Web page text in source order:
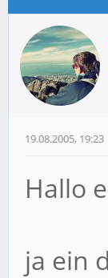
19.08.2005, 19:23
Hallo
ja ein